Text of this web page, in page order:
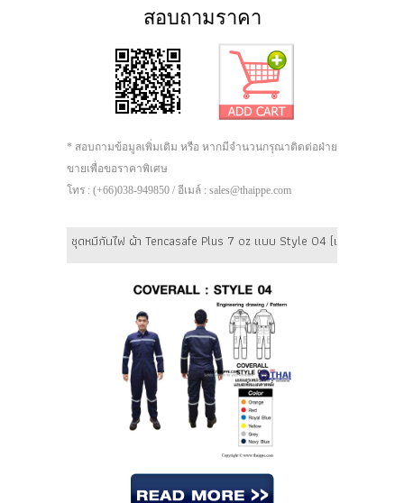
สอบถามราคา
* สอบถามข้อมูลเพิ่มเติม หรือ หากมีจำนวนกรุณาติดต่อฝ่าย
ขายเพื่อขอราคาพิเศษ
โทร : (+66)038-949850 / อีเมล์ : sales@thaippe.com
ชุดหมีกันไฟ ผ้า Tencasafe Plus 7 oz แบบ Style 04 (เอวเทปเวลโก